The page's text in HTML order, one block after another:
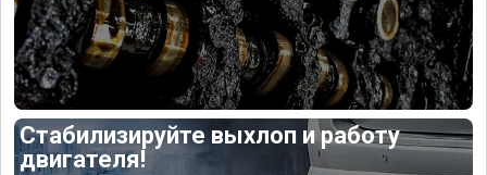
Стабилизируйте выхлоп и работу
двигателя!